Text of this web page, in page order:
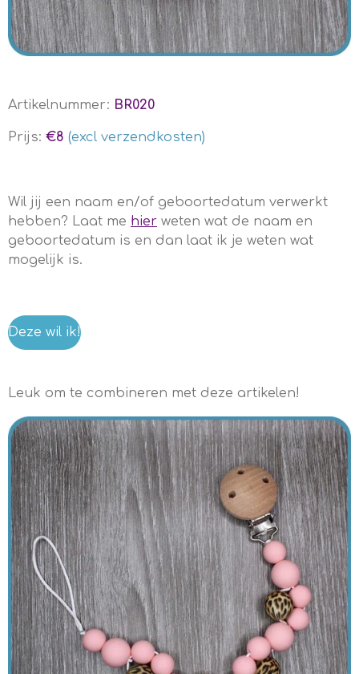
Artikelnummer: BR020
Prijs: €8 (excl verzendkosten)
Wil jij een naam en/of geboortedatum verwerkt
hebben? Laat me hier weten wat de naam en
geboortedatum is en dan laat ik je weten wat
mogelijk is.
Deze wil ik!
Leuk om te combineren met deze artikelen!